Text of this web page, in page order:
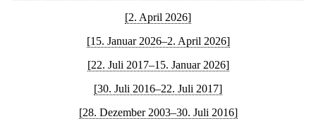
[2. April 2026]
[15. Januar 2026–2. April 2026]
[22. Juli 2017–15. Januar 2026]
[30. Juli 2016–22. Juli 2017]
[28. Dezember 2003–30. Juli 2016]